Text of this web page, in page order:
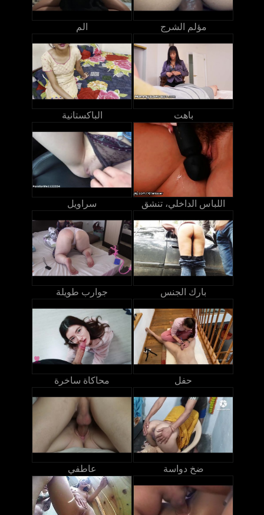
الم مؤلم الشرج
الباكستانية باهت
سراويل اللباس الداخلي، تنشق
جوارب طويلة بارك الجنس
محاكاة ساخرة حفل
عاطفي ضخ دواسة